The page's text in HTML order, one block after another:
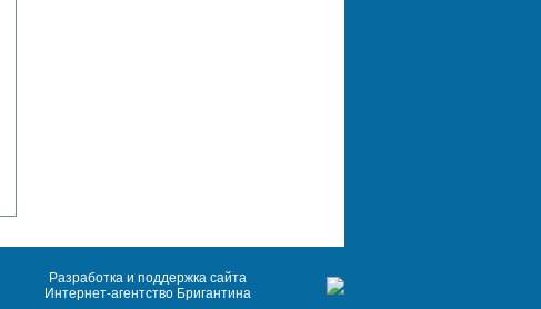
Разработка и поддержка сайта
Интернет-агентство Бригантина